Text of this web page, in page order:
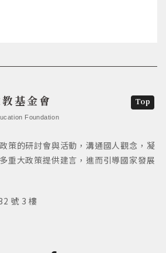
基金會
Foundation
策的研討會與活動，溝通國人觀念，凝
重大政策提供建言，進而引導國家發展
號 3 樓
Top